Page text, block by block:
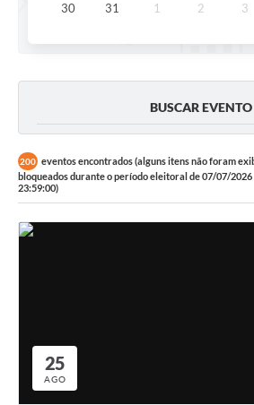
30 31 1 2 3
BUSCAR EVENTO
200 eventos encontrados (alguns itens não foram
bloqueados durante o período eleitoral de 07/07/
23:59:00)
25
AGO